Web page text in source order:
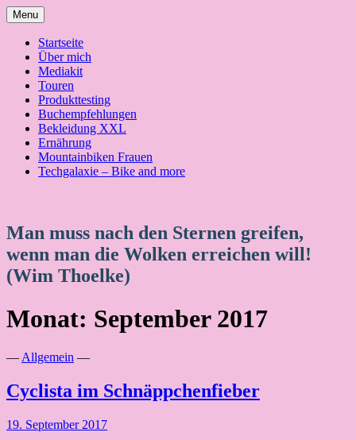
Skip
to
content
Menu
Startseite
Über mich
Mediakit
Touren
Produkttesting
Buchempfehlungen
Bekleidung XXL
Ernährung
Mountainbiken Frauen
Techgalaxie – Bike and more
Man muss nach den Sternen greifen,
wenn man die Wolken erreichen will!
(Wim Thoelke)
Monat: September 2017
— Allgemein —
Cyclista im Schnäppchenfieber
19. September 2017